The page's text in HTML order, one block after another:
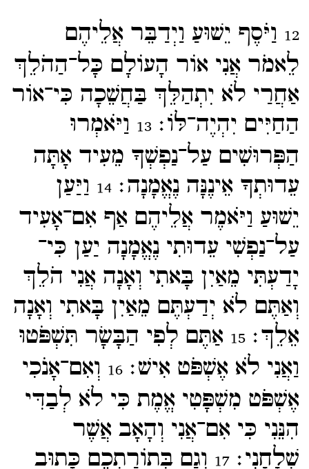
12 וַיֹּסֶף יֵשׁוּעַ וַיְדַבֵּר אֲלֵיהֶם
לֵאמֹר אֲנִי אוֹר הָעוֹלָם כָּל־​הַהֹלֵךְ
אַחֲרַי לֹא יִתְהַלֵּךְ בַּחֲשֵׁכָה כִּי־​אוֹר
הַחַיִּים יִהְיֶה־​לּוֹ׃13 וַיֹּאמְרוּ
הַפְּרוּשִׁים עַל־​נַפְשְׁךָ מֵעִיד אָתָּה
עֵדוּתְךָ אֵינֶנָּה נֶאֱמָנָה׃14 וַיַּעַן
יֵשׁוּעַ וַיֹּאמֶר אֲלֵיהֶם אַף אִם־​אָעִיד
עַל־​נַפְשִׁי עֵדוּתִי נֶאֱמָנָה יַעַן כִּי־​
יָדַעְתִּי מֵאַיִן בָּאתִי וְאָנָה אֲנִי הֹלֵךְ
וְאַתֶּם לֹא יְדַעְתֶּם מֵאַיִן בָּאתִי וְאָנָה
אֵלֵךְ׃15 אַתֶּם לְפִי הַבָּשָׂר תִּשְׁפֹּטוּ
וַאֲנִי לֹא אֶשְׁפֹּט אִישׁ׃16 וְאִם־​אָנֹכִי
אֶשְׁפֹּט מִשְׁפָּטִי אֱמֶת כִּי לֹא לְבַדִּי
הִנֵּנִי כִּי אִם־​אֲנִי וְהָאָב אֲשֶׁר
שְׁלָחָנִי׃17 וְגַם בְּתוֹרַתְכֶם כָּתוּב